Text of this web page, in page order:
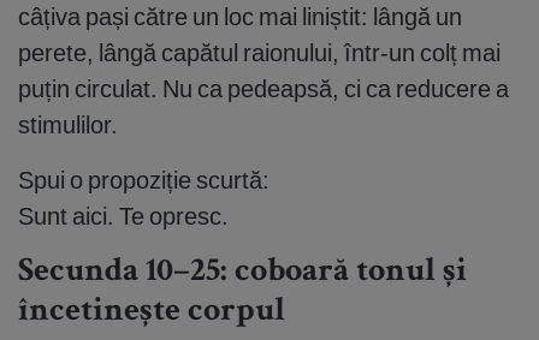
câțiva pași către un loc mai liniștit: lângă un
perete, lângă capătul raionului, într-un colț mai
puțin circulat. Nu ca pedeapsă, ci ca reducere a
stimulilor.
Spui o propoziție scurtă:
Sunt aici. Te opresc.
Secunda 10–25: coboară tonul și
încetinește corpul